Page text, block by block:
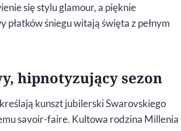
się stylu glamour, a pięknie
płatków śniegu witają święta z pełnym
hipnotyzujący sezon
kunszt jubilerski Swarovskiego
savoir-faire. Kultowa rodzina Millenia